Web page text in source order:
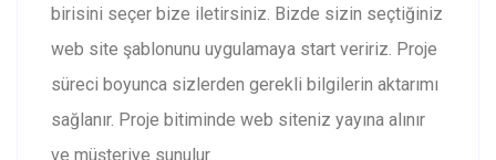
birisini seçer bize iletirsiniz. Bizde sizin seçtiğiniz
web site şablonunu uygulamaya start veririz. Proje
süreci boyunca sizlerden gerekli bilgilerin aktarımı
sağlanır. Proje bitiminde web siteniz yayına alınır
ve müşteriye sunulur.